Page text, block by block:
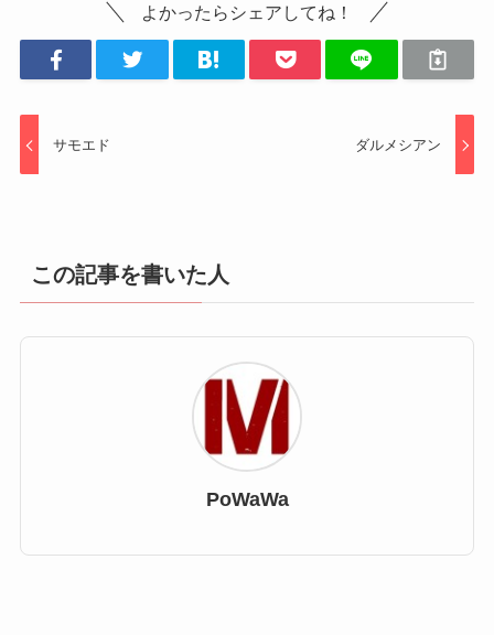
よかったらシェアしてね！
サモエド ダルメシアン
この記事を書いた人
PoWaWa